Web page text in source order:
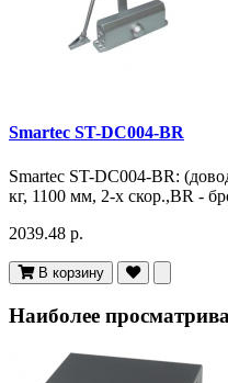
Smartec ST-DC004-BR
Smartec ST-DC004-BR:
кг, 1100 мм, 2-х скор.,BR -
2039.48 р.
В корзину
Наиболее